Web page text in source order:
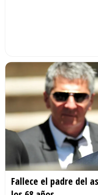
Fallece el padre del